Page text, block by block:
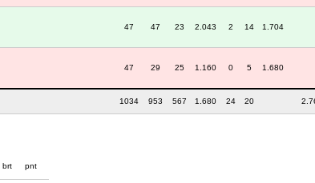
47 47 23 2.043 2 14 1.704
47 29 25 1.160 0 5 1.680
1034 953 567 1.680 24 20
brt pnt